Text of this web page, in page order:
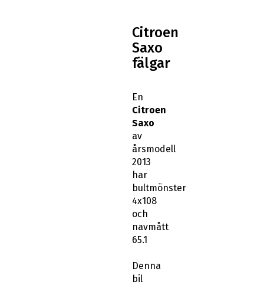
Citroen
Saxo
fälgar
En
Citroen
Saxo
av
årsmodell
2013
har
bultmönster
4x108
och
navmått
65.1
Denna
bil